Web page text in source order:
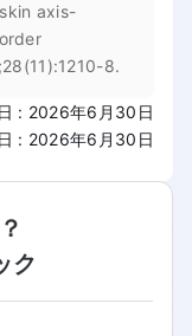
axis-
8.
: 2026年6月30日
: 2026年6月30日
ク